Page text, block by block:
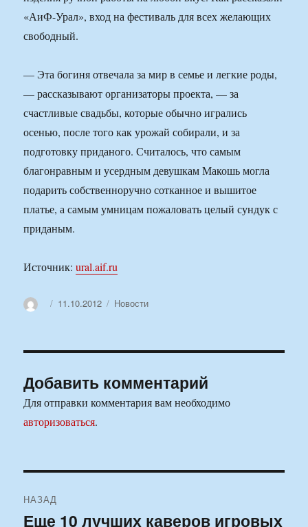
«АиФ-Урал», вход на фестиваль для всех желающих
свободный.
— Эта богиня отвечала за мир в семье и легкие роды,
— рассказывают организаторы проекта, — за
счастливые свадьбы, которые обычно игрались
осенью, после того как урожай собирали, и за
подготовку приданого. Считалось, что самым
благонравным и усердным девушкам Макошь могла
подарить собственноручно сотканное и вышитое
платье, а самым умницам пожаловать целый сундук с
приданым.
Источник:ural.aif.ru
АвторОпубликовано
11.10.2012 Рубрики
Новости
Добавить комментарий
Для отправки комментария вам необходимо
авторизоваться.
по
НАЗАД
Предыдущая
Еще 10 лучших каверов игровых